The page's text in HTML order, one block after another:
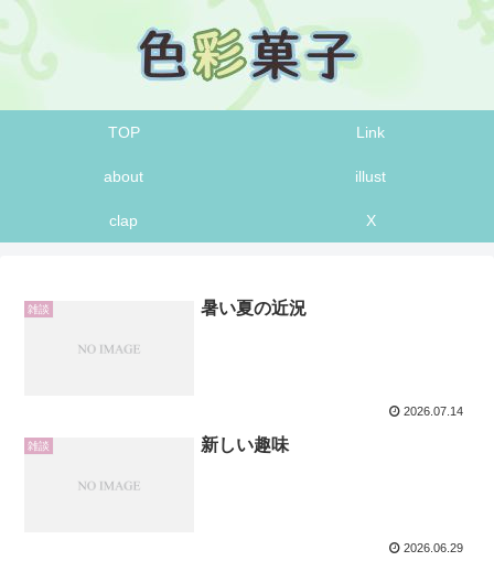
TOP Link
about illust
clap X
雑談 暑い夏の近況
2026.07.14
雑談 新しい趣味
2026.06.29